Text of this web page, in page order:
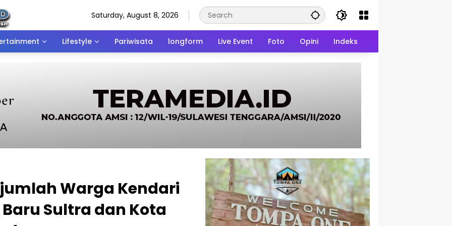
Saturday, August 8, 2026
Lifestyle Pariwisata longform Live Event Foto Opini Indeks
Warga Kendari
Sultra dan Kota